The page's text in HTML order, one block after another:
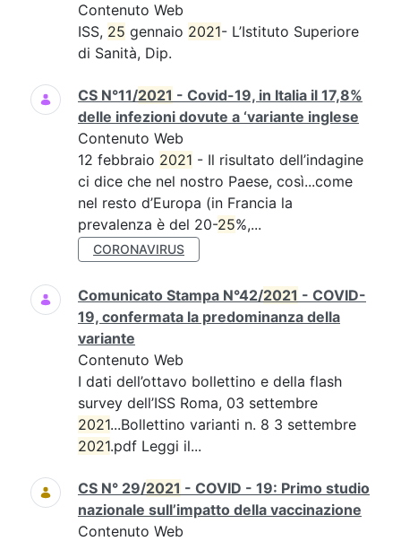
Contenuto Web
ISS, 25 gennaio 2021- L’Istituto Superiore
di Sanità, Dip.
CS N°11/2021 - Covid-19, in Italia il 17,8%
delle infezioni dovute a ‘variante inglese
Contenuto Web
12 febbraio 2021 - Il risultato dell’indagine
ci dice che nel nostro Paese, così...come
nel resto d’Europa (in Francia la
prevalenza è del 20-25%,...
CORONAVIRUS
Comunicato Stampa N°42/2021 - COVID-
19, confermata la predominanza della
variante
Contenuto Web
I dati dell’ottavo bollettino e della flash
survey dell’ISS Roma, 03 settembre
2021...Bollettino varianti n. 8 3 settembre
2021.pdf Leggi il...
CS N° 29/2021 - COVID - 19: Primo studio
nazionale sull’impatto della vaccinazione
Contenuto Web